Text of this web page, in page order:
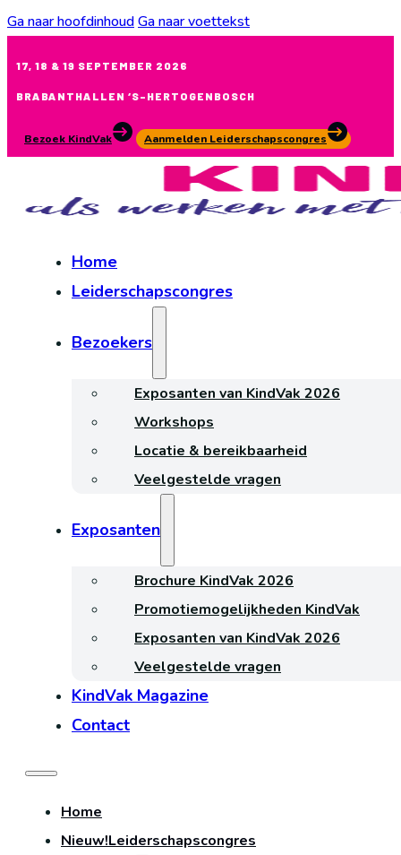
Ga naar hoofdinhoudGa naar voettekst
17, 18 & 19 SEPTEMBER 2026
BRABANTHALLEN ‘S-HERTOGENBOSCH
Bezoek KindVak Aanmelden Leiderschapscongres
Home
Leiderschapscongres
Bezoekers
Exposanten van KindVak 2026
Workshops
Locatie & bereikbaarheid
Veelgestelde vragen
Exposanten
Brochure KindVak 2026
Promotiemogelijkheden KindVak
Exposanten van KindVak 2026
Veelgestelde vragen
KindVak Magazine
Contact
Home
Nieuw!Leiderschapscongres